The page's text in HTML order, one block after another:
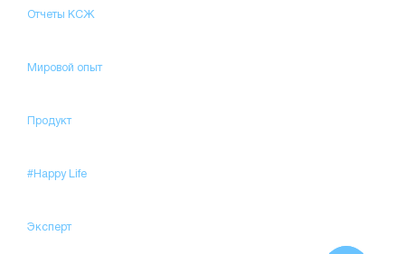
Отчеты КСЖ
Мировой опыт
Продукт
#Happy Life
Эксперт